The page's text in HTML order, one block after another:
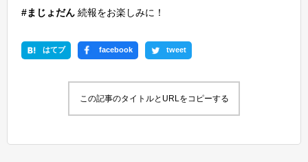
#まじょだん 続報をお楽しみに！
はてブ facebook tweet
この記事のタイトルとURLをコピーする